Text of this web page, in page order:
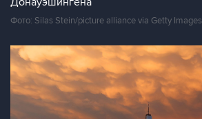
Фото: Silas Stein/picture alliance via Getty Images